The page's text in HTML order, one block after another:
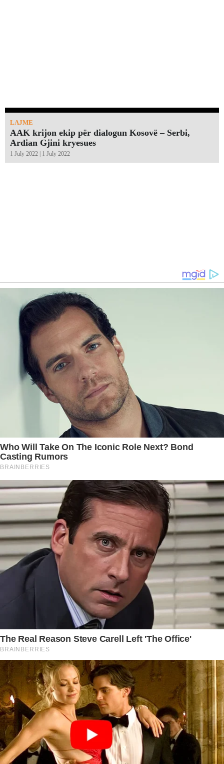
LAJME
AAK krijon ekip për dialogun Kosovë – Serbi,
Ardian Gjini kryesues
1 July 2022 | 1 July 2022